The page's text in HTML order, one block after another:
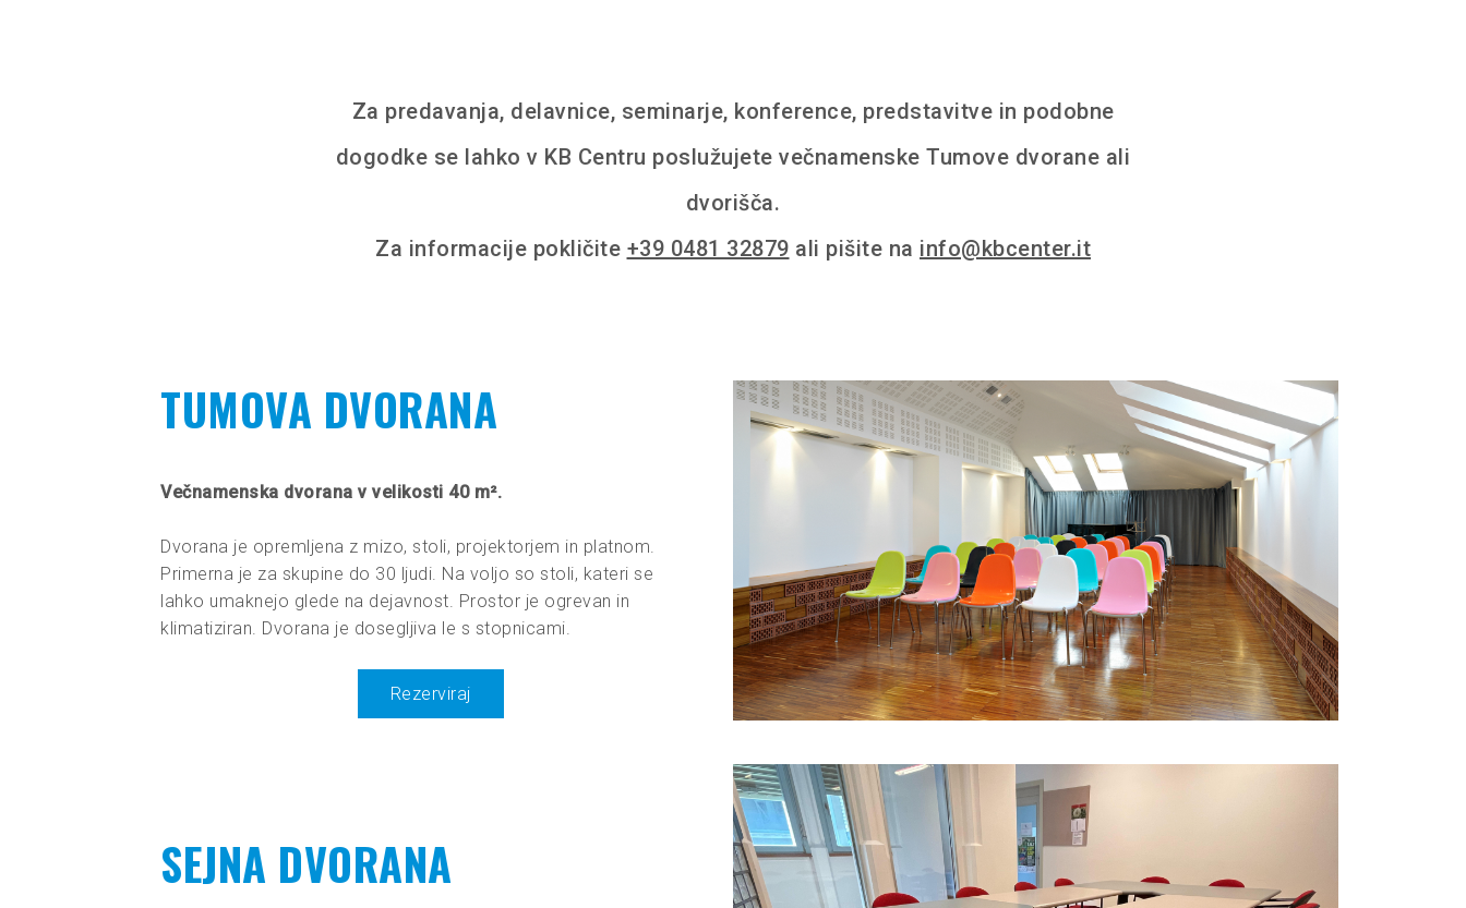
Za predavanja, delavnice, seminarje, konference, predstavitve in podobne
dogodke se lahko v KB Centru poslužujete večnamenske Tumove dvorane ali
dvorišča.
Za informacije pokličite +39 0481 32879 ali pišite na info@kbcenter.it
TUMOVA DVORANA
Večnamenska dvorana v velikosti 40 m².
Dvorana je opremljena z mizo, stoli, projektorjem in platnom.
Primerna je za skupine do 30 ljudi. Na voljo so stoli, kateri se
lahko umaknejo glede na dejavnost. Prostor je ogrevan in
klimatiziran. Dvorana je dosegljiva le s stopnicami.
Rezerviraj
SEJNA DVORANA